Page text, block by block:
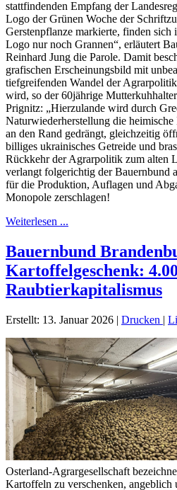
stattfindenden Empfang der
Logo der Grünen Woche der
Gerstenpflanze markierte, finden
Logo nur noch Grannen“, erläutert
Reinhard Jung die Parole. Damit
grafischen Erscheinungsbild mit
tiefgreifenden Wandel der
wird, so der 60jährige
Prignitz: „Hierzulande wird durch
Naturwiederherstellung die
an den Rand gedrängt, gleichzeitig
billiges ukrainisches Getreide und
Rückkehr der Agrarpolitik zum alten
verlangt folgerichtig der Bauernbund
für die Produktion, Auflagen und
Monopole zerschlagen!
Weiterlesen ...
Bauernbund
Kartoffelgeschenk:
Raubtierkapitalismus
Erstellt: 13. Januar 2026 | Drucken |
Osterland-Agrargesellschaft
Kartoffeln zu verschenken, angeblich